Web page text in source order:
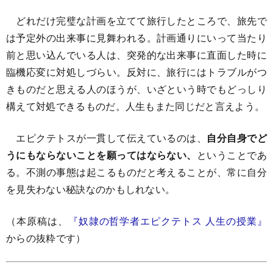
どれだけ完璧な計画を立てて旅行したところで、旅先で
は予定外の出来事に見舞われる。計画通りにいって当たり
前と思い込んでいる人は、突発的な出来事に直面した時に
臨機応変に対処しづらい。反対に、旅行にはトラブルがつ
きものだと思える人のほうが、いざという時でもどっしり
構えて対処できるものだ。人生もまた同じだと言えよう。
エピクテトスが一貫して伝えているのは、 自分自身でど
うにもならないことを願ってはならない、 ということであ
る。不測の事態は起こるものだと考えることが、常に自分
を見失わない秘訣なのかもしれない。
（本原稿は、
『奴隷の哲学者エピクテトス 人生の授業』
からの抜粋です）